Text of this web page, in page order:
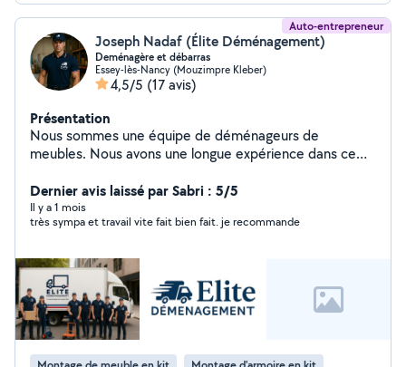
Auto-entrepreneur
Joseph Nadaf (Élite Déménagement)
Deménagère et débarras
Essey-lès-Nancy (Mouzimpre Kleber)
4,5/5 (17 avis)
Présentation
Nous sommes une équipe de déménageurs de
meubles. Nous avons une longue expérience dans ce
Dernier avis laissé par Sabri : 5/5
Il y a 1 mois
très sympa et travail vite fait bien fait. je recommande